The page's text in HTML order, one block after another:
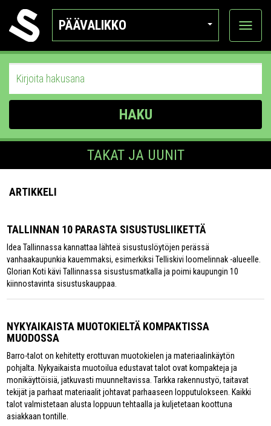
PÄÄVALIKKO
Näytä
HAKU
TAKAT JA UUNIT
ARTIKKELI
TALLINNAN 10 PARASTA SISUSTUSLIIKETTÄ
Idea Tallinnassa kannattaa lähteä sisustuslöytöjen perässä
vanhaakaupunkia kauemmaksi, esimerkiksi Telliskivi loomelinnak -alueelle.
Glorian Koti kävi Tallinnassa sisustusmatkalla ja poimi kaupungin 10
kiinnostavinta sisustuskauppaa.
NYKYAIKAISTA MUOTOKIELTÄ KOMPAKTISSA
MUODOSSA
Barro-talot on kehitetty erottuvan muotokielen ja materiaalinkäytön
pohjalta. Nykyaikaista muotoilua edustavat talot ovat kompakteja ja
monikäyttöisiä, jatkuvasti muunneltavissa. Tarkka rakennustyö, taitavat
tekijät ja parhaat materiaalit johtavat parhaaseen lopputulokseen. Kaikki
talot valmistetaan alusta loppuun tehtaalla ja kuljetetaan koottuna
asiakkaan tontille.